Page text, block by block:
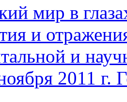
мир в
и
и
2011 г.